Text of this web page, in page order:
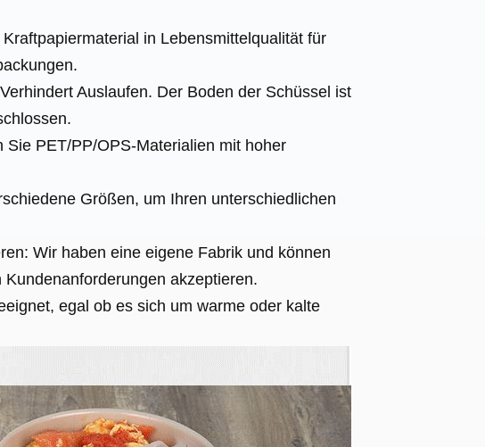
in Lebensmittelqualität für
Auslaufen. Der Boden der Schüssel ist
PET/PP/OPS-Materialien mit hoher
Größen, um Ihren unterschiedlichen
Wir haben eine eigene Fabrik und können
akzeptieren.
egal ob es sich um warme oder kalte